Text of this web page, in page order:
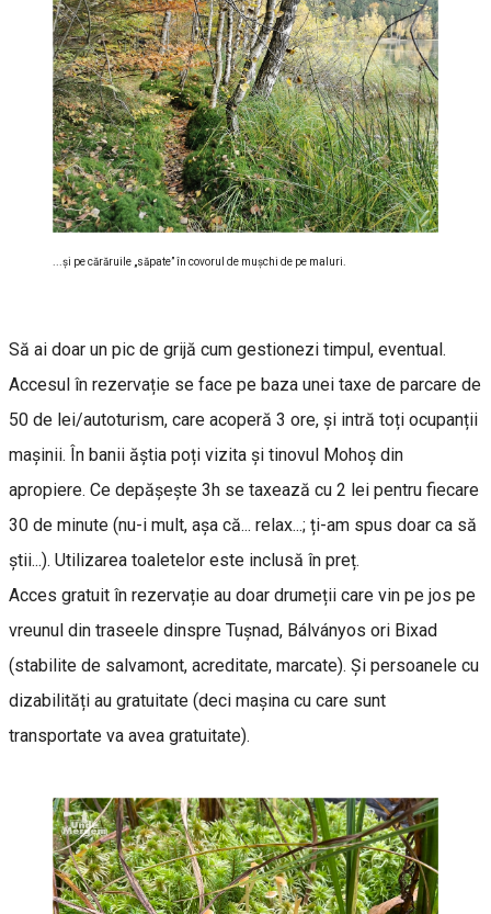
...și pe cărăruile „săpate” în covorul de mușchi de pe maluri.
Să ai doar un pic de grijă cum gestionezi timpul, eventual.
Accesul în rezervație se face pe baza unei taxe de parcare de
50 de lei/autoturism, care acoperă 3 ore, și intră toți ocupanții
mașinii. În banii ăștia poți vizita și tinovul Mohoș din
apropiere. Ce depășește 3h se taxează cu 2 lei pentru fiecare
30 de minute (nu-i mult, așa că... relax...; ți-am spus doar ca să
știi...). Utilizarea toaletelor este inclusă în preț.
Acces gratuit în rezervație au doar drumeții care vin pe jos pe
vreunul din traseele dinspre Tușnad, Bálványos ori Bixad
(stabilite de salvamont, acreditate, marcate). Și persoanele cu
dizabilități au gratuitate (deci mașina cu care sunt
transportate va avea gratuitate).